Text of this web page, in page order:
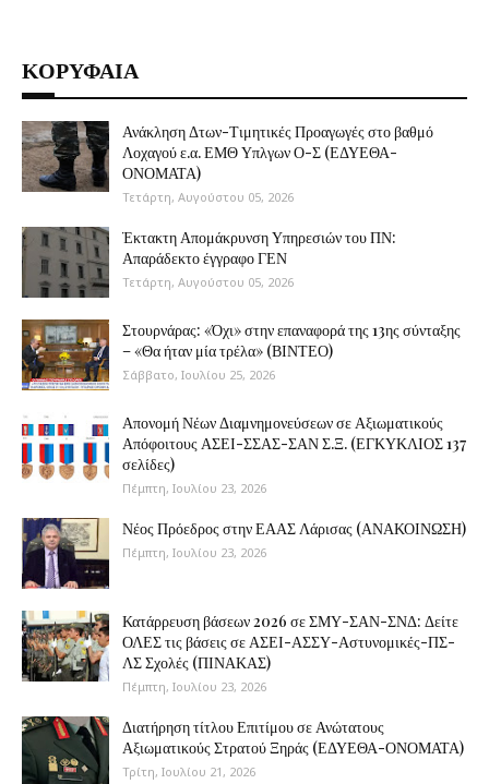
ΚΟΡΥΦΑΙΑ
Ανάκληση Δτων-Τιμητικές Προαγωγές στο βαθμό
Λοχαγού ε.α. ΕΜΘ Υπλγων Ο-Σ (ΕΔΥΕΘΑ-
ΟΝΟΜΑΤΑ)
Τετάρτη, Αυγούστου 05, 2026
Έκτακτη Απομάκρυνση Υπηρεσιών του ΠΝ:
Απαράδεκτο έγγραφο ΓΕΝ
Τετάρτη, Αυγούστου 05, 2026
Στουρνάρας: «Όχι» στην επαναφορά της 13ης σύνταξης
– «Θα ήταν μία τρέλα» (ΒΙΝΤΕΟ)
Σάββατο, Ιουλίου 25, 2026
Απονομή Νέων Διαμνημονεύσεων σε Αξιωματικούς
Απόφοιτους ΑΣΕΙ-ΣΣΑΣ-ΣΑΝ Σ.Ξ. (ΕΓΚΥΚΛΙΟΣ 137
σελίδες)
Πέμπτη, Ιουλίου 23, 2026
Νέος Πρόεδρος στην ΕΑΑΣ Λάρισας (ΑΝΑΚΟΙΝΩΣΗ)
Πέμπτη, Ιουλίου 23, 2026
Κατάρρευση βάσεων 2026 σε ΣΜΥ-ΣΑΝ-ΣΝΔ: Δείτε
ΟΛΕΣ τις βάσεις σε ΑΣΕΙ-ΑΣΣΥ-Αστυνομικές-ΠΣ-
ΛΣ Σχολές (ΠΙΝΑΚΑΣ)
Πέμπτη, Ιουλίου 23, 2026
Διατήρηση τίτλου Επιτίμου σε Ανώτατους
Αξιωματικούς Στρατού Ξηράς (ΕΔΥΕΘΑ-ΟΝΟΜΑΤΑ)
Τρίτη, Ιουλίου 21, 2026